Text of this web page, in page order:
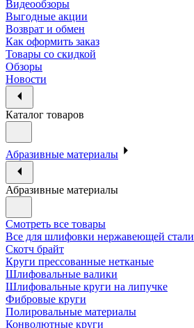
Видеообзоры
Выгодные акции
Возврат и обмен
Как оформить заказ
Товары со скидкой
Обзоры
Новости
Каталог товаров
Абразивные материалы
Абразивные материалы
Смотреть все товары
Все для шлифовки нержавеющей стали
Скотч брайт
Круги прессованные нетканые
Шлифовальные валики
Шлифовальные круги на липучке
Фибровые круги
Полировальные материалы
Конволютные круги